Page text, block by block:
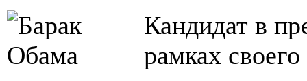
Кандидат в
рамках